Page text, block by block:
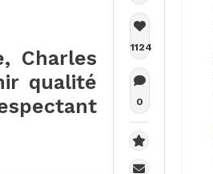
Charles
qualité
1124
0